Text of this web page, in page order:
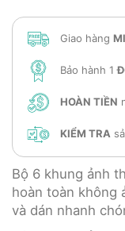
Giao hàng
Bảo hành 1
HOÀN TIỀN
KIỂM TRA
Bộ 6 khung ảnh
hoàn toàn không
và dán nhanh